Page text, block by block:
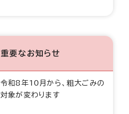
重要なお知らせ
令和8年10月から、粗大ごみの
対象が変わります